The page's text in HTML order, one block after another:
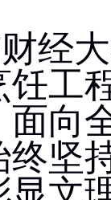
经
饪工
面向
终坚